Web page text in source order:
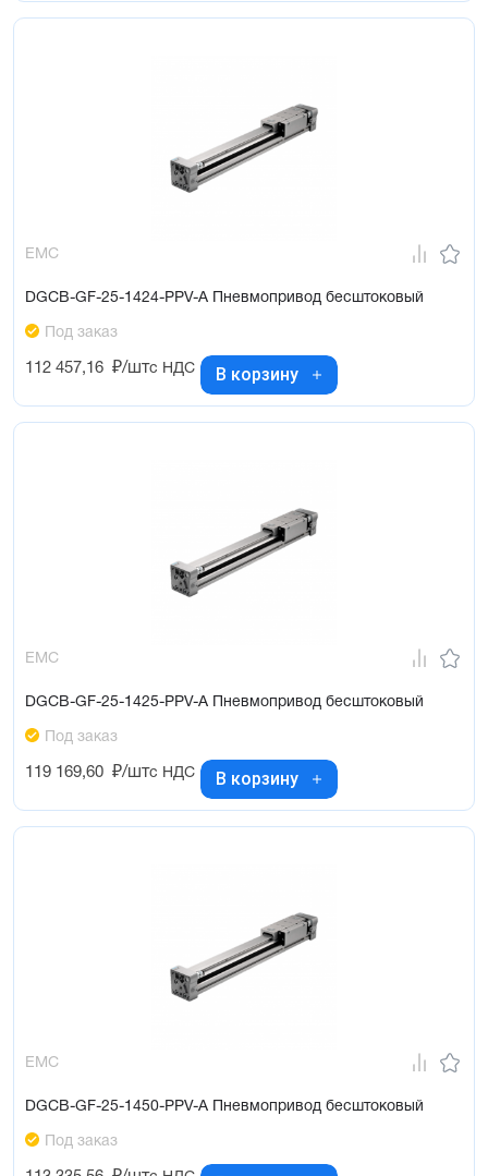
EMC
DGCB-GF-25-1424-PPV-A Пневмопривод бесштоковый
Под заказ
112 457,16 ₽/штс НДС В корзину
EMC
DGCB-GF-25-1425-PPV-A Пневмопривод бесштоковый
Под заказ
119 169,60 ₽/штс НДС В корзину
EMC
DGCB-GF-25-1450-PPV-A Пневмопривод бесштоковый
Под заказ